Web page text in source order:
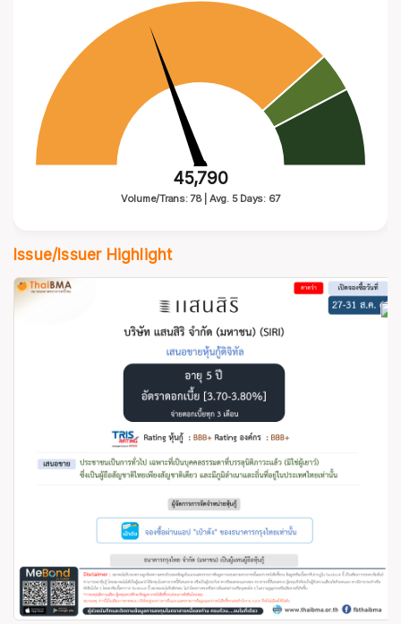
45,790
Volume/Trans: 78 | Avg. 5 Days: 67
Issue/Issuer Highlight